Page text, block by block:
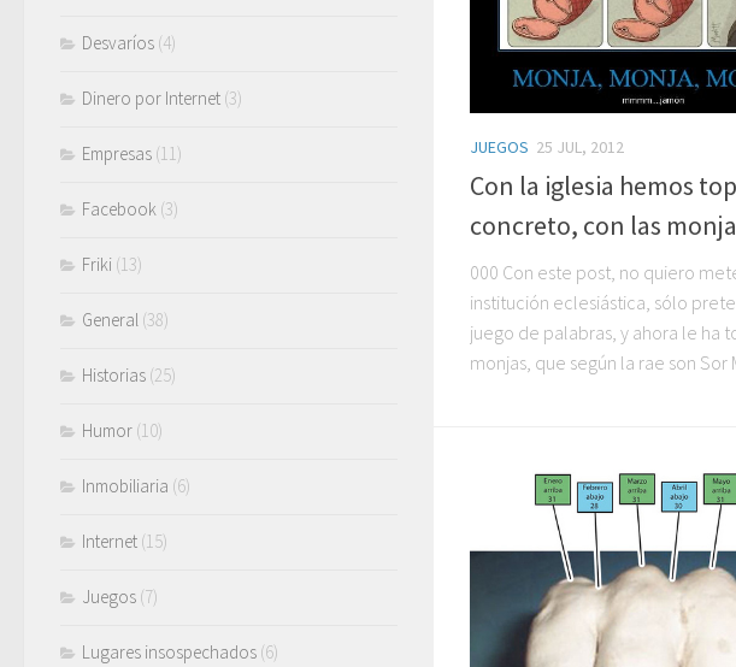
JUEGOS 25 JUL, 2012
Con la iglesia hemos
concreto, con las
000 Con este post, no quiero
institución eclesiástica, sólo
juego de palabras, y ahora le ha
monjas, que según la rae son Sor
Desvaríos (4)
Dinero por Internet (3)
Empresas (11)
Facebook (3)
Friki (13)
General (38)
Historias (25)
Humor (10)
Inmobiliaria (6)
Internet (15)
Juegos (7)
Lugares insospechados (6)